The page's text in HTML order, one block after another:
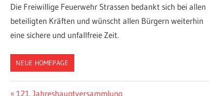
Die Freiwillige Feuerwehr Strassen bedankt sich bei allen
beteiligten Kräften und wünscht allen Bürgern weiterhin
eine sichere und unfallfreie Zeit.
NEUE HOMEPAGE
Vorheriger
121. Jahreshauptversammlung